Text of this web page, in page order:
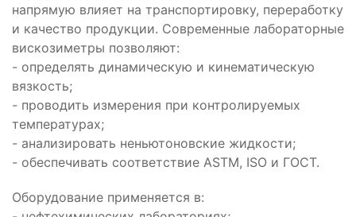
напрямую влияет на транспортировку, переработку
и качество продукции. Современные лабораторные
вискозиметры позволяют:
- определять динамическую и кинематическую
вязкость;
- проводить измерения при контролируемых
температурах;
- анализировать неньютоновские жидкости;
- обеспечивать соответствие ASTM, ISO и ГОСТ.
Оборудование применяется в: